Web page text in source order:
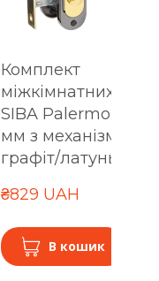
Комплект
міжкімнатних
SIBA Palermo WC
мм з механізмом,
графіт/латунь
₴829 UAH
В кошик